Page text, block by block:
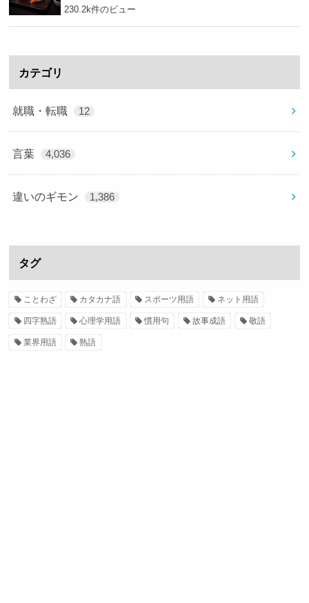
230.2k件のビュー
カテゴリ
就職・転職 12
言葉 4,036
違いのギモン 1,386
タグ
ことわざ カタカナ語 スポーツ用語 ネット用語
四字熟語 心理学用語 慣用句 故事成語 敬語
業界用語 熟語